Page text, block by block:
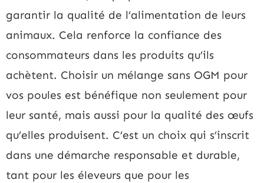
garantir la qualité de l’alimentation de leurs
animaux. Cela renforce la confiance des
consommateurs dans les produits qu’ils
achètent. Choisir un mélange sans OGM pour
vos poules est bénéfique non seulement pour
leur santé, mais aussi pour la qualité des œufs
qu’elles produisent. C’est un choix qui s’inscrit
dans une démarche responsable et durable,
tant pour les éleveurs que pour les